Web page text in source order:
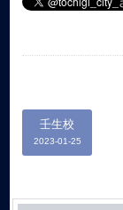
壬生校
2023-01-25